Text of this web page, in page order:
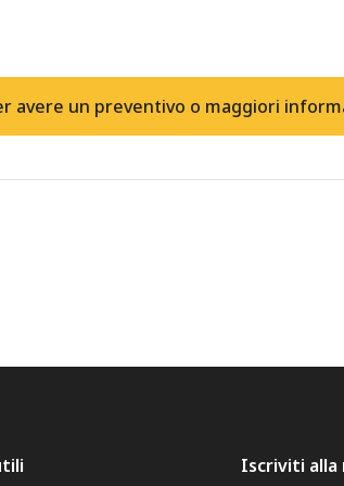
avere un preventivo o maggiori
Iscriviti